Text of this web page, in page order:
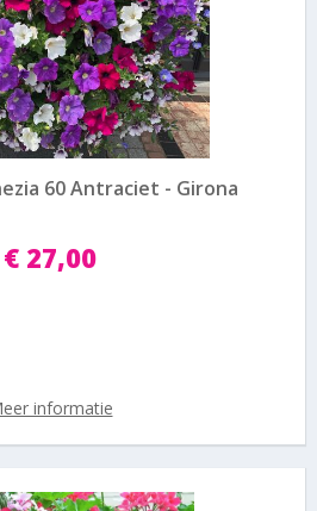
60 Antraciet - Girona
€ 27,00
informatie